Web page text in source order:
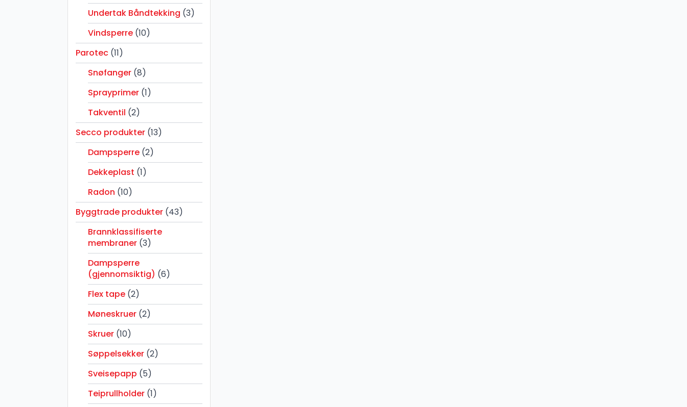
Undertak Båndtekking (3)
Vindsperre (10)
Parotec (11)
Snøfanger (8)
Sprayprimer (1)
Takventil (2)
Secco produkter (13)
Dampsperre (2)
Dekkeplast (1)
Radon (10)
Byggtrade produkter (43)
Brannklassifiserte
membraner (3)
Dampsperre
(gjennomsiktig) (6)
Flex tape (2)
Møneskruer (2)
Skruer (10)
Søppelsekker (2)
Sveisepapp (5)
Teiprullholder (1)